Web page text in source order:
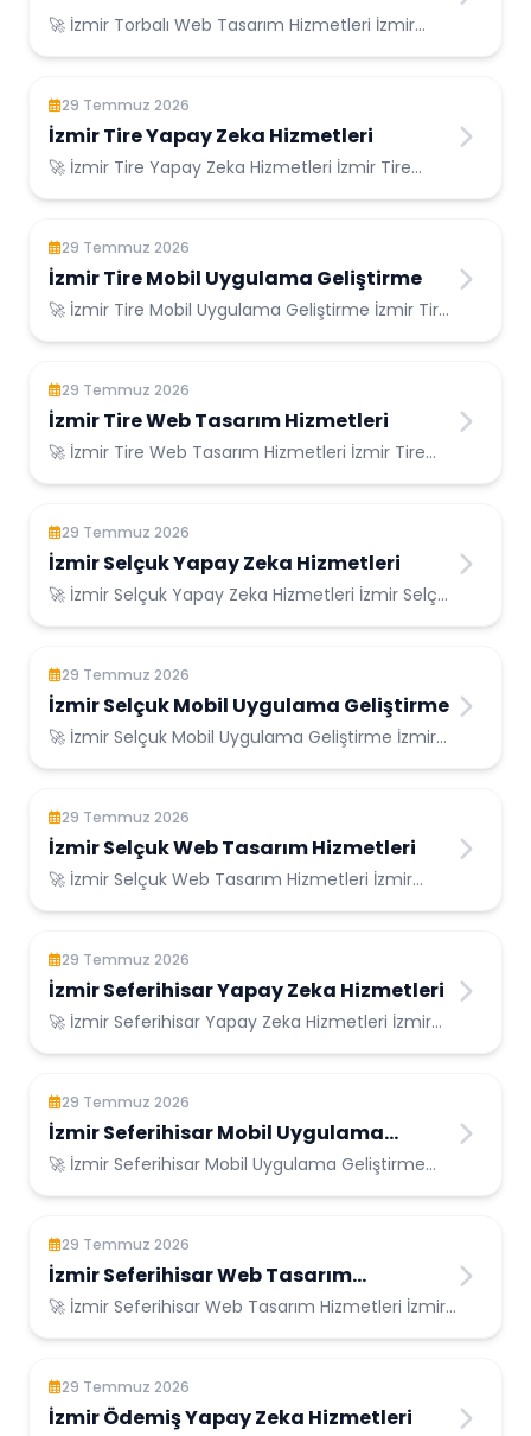
🚀 İzmir Torbalı Web Tasarım Hizmetleri İzmir
29 Temmuz 2026
İzmir Tire Yapay Zeka Hizmetleri
🚀 İzmir Tire Yapay Zeka Hizmetleri İzmir Tire
29 Temmuz 2026
İzmir Tire Mobil Uygulama Geliştirme
🚀 İzmir Tire Mobil Uygulama Geliştirme İzmir Tire
29 Temmuz 2026
İzmir Tire Web Tasarım Hizmetleri
🚀 İzmir Tire Web Tasarım Hizmetleri İzmir Tire
29 Temmuz 2026
İzmir Selçuk Yapay Zeka Hizmetleri
🚀 İzmir Selçuk Yapay Zeka Hizmetleri İzmir Selçuk
29 Temmuz 2026
İzmir Selçuk Mobil Uygulama Geliştirme
🚀 İzmir Selçuk Mobil Uygulama Geliştirme İzmir
29 Temmuz 2026
İzmir Selçuk Web Tasarım Hizmetleri
🚀 İzmir Selçuk Web Tasarım Hizmetleri İzmir
29 Temmuz 2026
İzmir Seferihisar Yapay Zeka Hizmetleri
🚀 İzmir Seferihisar Yapay Zeka Hizmetleri İzmir
29 Temmuz 2026
İzmir Seferihisar Mobil Uygulama
Geliştirme
🚀 İzmir Seferihisar Mobil Uygulama Geliştirme
29 Temmuz 2026
İzmir Seferihisar Web Tasarım
Hizmetleri
🚀 İzmir Seferihisar Web Tasarım Hizmetleri İzmir
29 Temmuz 2026
İzmir Ödemiş Yapay Zeka Hizmetleri